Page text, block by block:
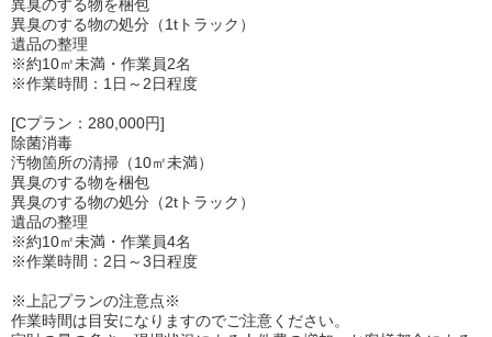
異臭のする物を梱包
異臭のする物の処分（1tトラック）
遺品の整理
※約10㎡未満・作業員2名
※作業時間：1日～2日程度
[Cプラン：280,000円]
除菌消毒
汚物箇所の清掃（10㎡未満）
異臭のする物を梱包
異臭のする物の処分（2tトラック）
遺品の整理
※約10㎡未満・作業員4名
※作業時間：2日～3日程度
※上記プランの注意点※
作業時間は目安になりますのでご注意ください。